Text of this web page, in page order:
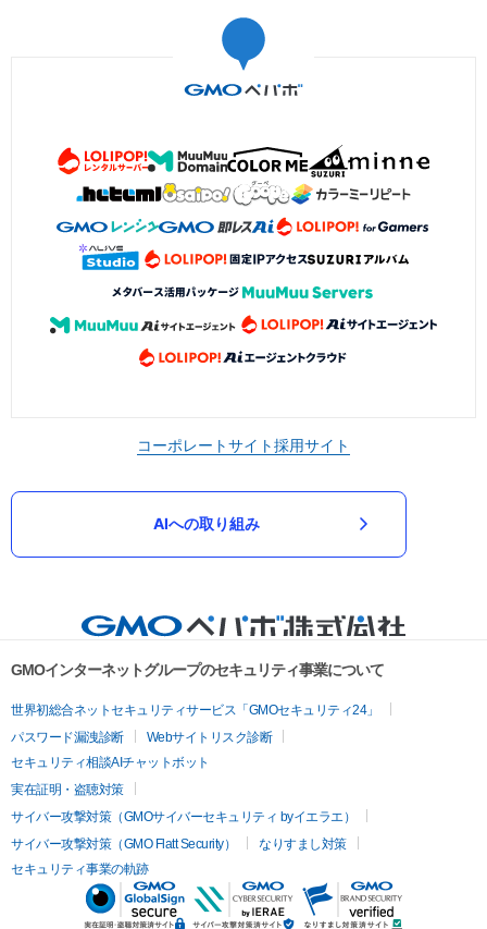
コーポレートサイト採用サイト
AIへの取り組み
GMOインターネットグループのセキュリティ事業について
世界初総合ネットセキュリティサービス「GMOセキュリティ24」
パスワード漏洩診断
Webサイトリスク診断
セキュリティ相談AIチャットボット
実在証明・盗聴対策
サイバー攻撃対策（GMOサイバーセキュリティ byイエラエ）
サイバー攻撃対策（GMO Flatt Security）
なりすまし対策
セキュリティ事業の軌跡